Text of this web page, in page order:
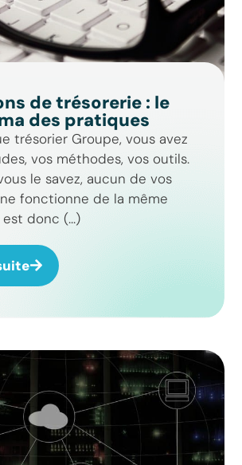
de trésorerie : le
des pratiques
trésorier Groupe, vous avez
vos méthodes, vos outils.
le savez, aucun de vos
fonctionne de la même
donc (...)